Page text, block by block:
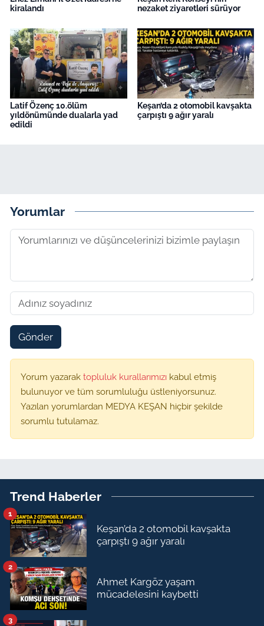
kiralandı
nezaket ziyaretleri sürüyor
Latif Özenç 10.ölüm
yıldönümünde dualarla yad
edildi
Keşan’da 2 otomobil kavşakta
çarpıştı 9 ağır yaralı
Yorumlar
Gönder
Yorum yazarak topluluk kurallarımızı kabul etmiş
bulunuyor ve tüm sorumluluğu üstleniyorsunuz.
Yazılan yorumlardan MEDYA KEŞAN hiçbir şekilde
sorumlu tutulamaz.
Trend Haberler
Keşan’da 2 otomobil kavşakta
çarpıştı 9 ağır yaralı
1
Ahmet Kargöz yaşam
mücadelesini kaybetti
2
3